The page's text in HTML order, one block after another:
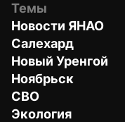
Темы
Новости ЯНАО
Салехард
Новый Уренгой
Ноябрьск
СВО
Экология